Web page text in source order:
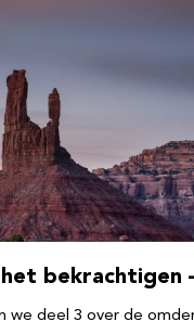
bekrachtigen
we deel 3 over de